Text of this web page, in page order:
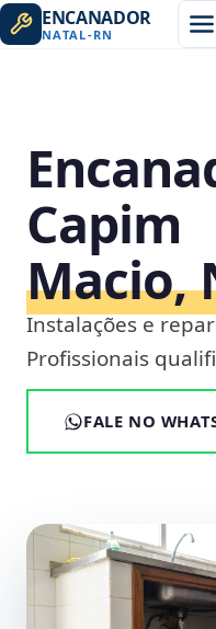
ENCANADOR
NATAL-RN
Capim
Macio,
Instalações e
Profissionais
FALE NO